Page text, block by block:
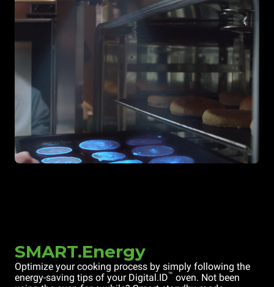
SMART.Energy
Optimize your cooking process by simply following the
energy-saving tips of your Digital.ID™ oven. Not been